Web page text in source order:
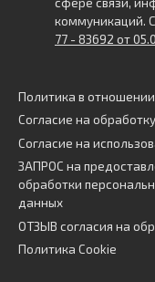
сфере связи,
коммуникаций.
77 - 83692 от
Политика в
Согласие на
Согласие на
ЗАПРОС на
обработки
данных
ОТЗЫВ согласия на
Политика Cookie